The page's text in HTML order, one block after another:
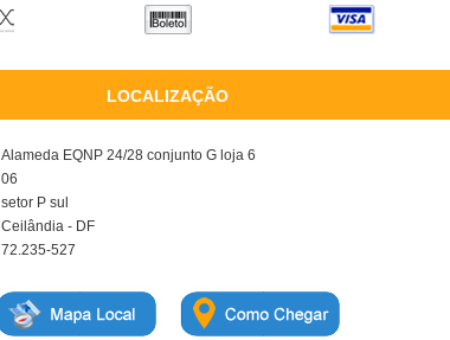
LOCALIZAÇÃO
Alameda EQNP 24/28 conjunto G loja 6
06
setor P sul
Ceilândia - DF
72.235-527